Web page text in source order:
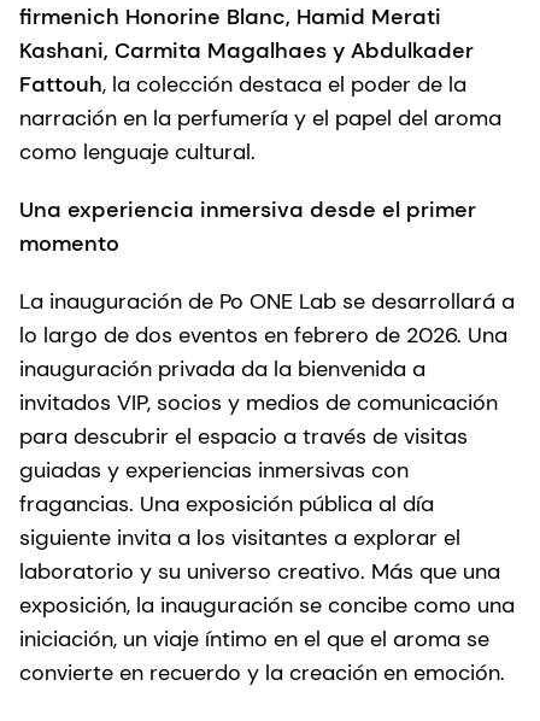
firmenich Honorine Blanc, Hamid Merati
Kashani, Carmita Magalhaes y Abdulkader
Fattouh, la colección destaca el poder de la
narración en la perfumería y el papel del aroma
como lenguaje cultural.
Una experiencia inmersiva desde el primer
momento
La inauguración de Po ONE Lab se desarrollará a
lo largo de dos eventos en febrero de 2026. Una
inauguración privada da la bienvenida a
invitados VIP, socios y medios de comunicación
para descubrir el espacio a través de visitas
guiadas y experiencias inmersivas con
fragancias. Una exposición pública al día
siguiente invita a los visitantes a explorar el
laboratorio y su universo creativo. Más que una
exposición, la inauguración se concibe como una
iniciación, un viaje íntimo en el que el aroma se
convierte en recuerdo y la creación en emoción.